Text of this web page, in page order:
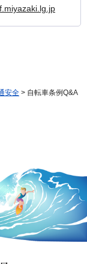
安全 > 自転車条例Q&A